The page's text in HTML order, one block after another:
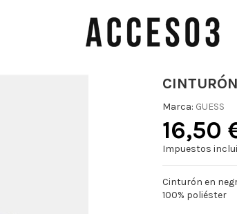
Marca: GUESS
16,50
Impuestos
Cinturón en
100% poliéster